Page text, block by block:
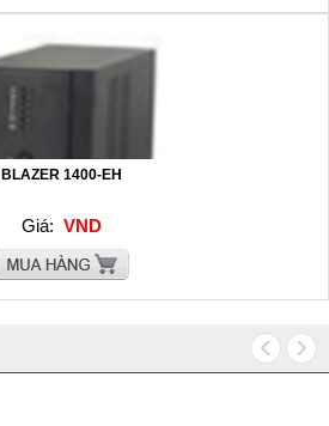
BLAZER 1400-EH
Giá: VND